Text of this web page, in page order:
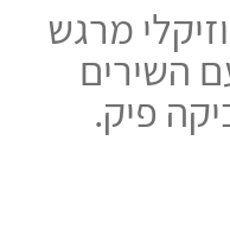
מרגש
השירים
פיק.